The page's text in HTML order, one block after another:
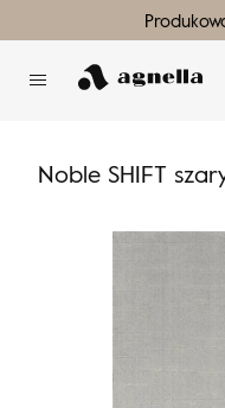
Noble SHIFT